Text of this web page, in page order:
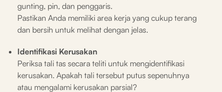
gunting, pin, dan penggaris.
Pastikan Anda memiliki area kerja yang cukup terang
dan bersih untuk melihat dengan jelas.
Identifikasi Kerusakan
Periksa tali tas secara teliti untuk mengidentifikasi
kerusakan. Apakah tali tersebut putus sepenuhnya
atau mengalami kerusakan parsial?